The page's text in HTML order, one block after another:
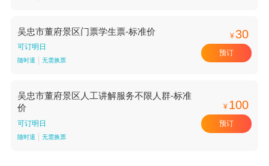
吴忠市董府景区门票学生票-标准价
可订明日
随时退 无需换票
¥30
预订
吴忠市董府景区人工讲解服务不限人群-标准
价
可订明日
随时退 无需换票
¥ 100
预订